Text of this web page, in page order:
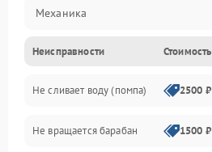
Механика
Электропитание
Водоснабжение
Слив
Неисправности Стоимость
Не сливает воду (помпа) 2500 ₽
Не вращается барабан 1500 ₽